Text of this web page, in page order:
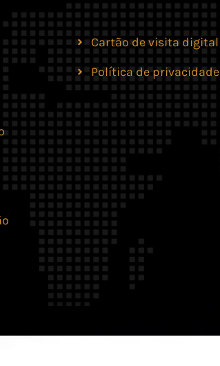
Cartão de visita digital
Política de privacidade